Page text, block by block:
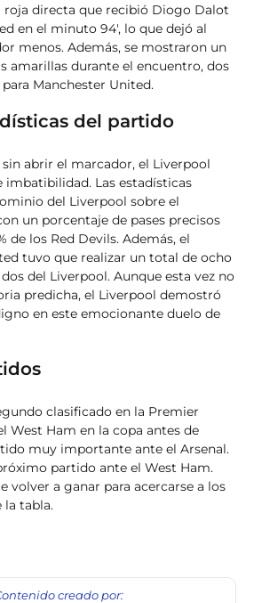
directa que recibió Diogo Dalot
en el minuto 94′, lo que dejó al
menos. Además, se mostraron un
amarillas durante el encuentro, dos
Manchester United.
del partido
sin abrir el marcador, el Liverpool
imbatibilidad. Las estadísticas
del Liverpool sobre el
un porcentaje de pases precisos
de los Red Devils. Además, el
tuvo que realizar un total de ocho
del Liverpool. Aunque esta vez no
predicha, el Liverpool demostró
en este emocionante duelo de
clasificado en la Premier
West Ham en la copa antes de
muy importante ante el Arsenal.
partido ante el West Ham.
volver a ganar para acercarse a los
la tabla.
creado por: